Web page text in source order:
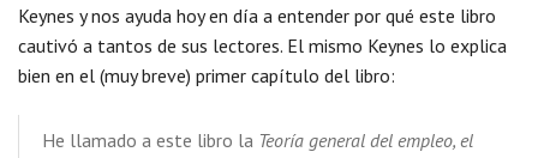
Keynes y nos ayuda hoy en día a entender por qué este libro
cautivó a tantos de sus lectores. El mismo Keynes lo explica
bien en el (muy breve) primer capítulo del libro:
He llamado a este libro la Teoría general del empleo, el